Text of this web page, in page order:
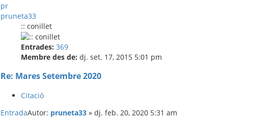
pr
pruneta33
:: conillet
Entrades: 369
Membre des de: dj. set. 17, 2015 5:01 pm
Re: Mares Setembre 2020
Citació
EntradaAutor: pruneta33 » dj. feb. 20, 2020 5:31 am